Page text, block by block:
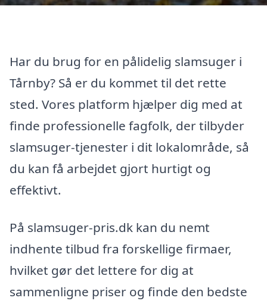
Har du brug for en pålidelig slamsuger i
Tårnby? Så er du kommet til det rette
sted. Vores platform hjælper dig med at
finde professionelle fagfolk, der tilbyder
slamsuger-tjenester i dit lokalområde, så
du kan få arbejdet gjort hurtigt og
effektivt.
På slamsuger-pris.dk kan du nemt
indhente tilbud fra forskellige firmaer,
hvilket gør det lettere for dig at
sammenligne priser og finde den bedste